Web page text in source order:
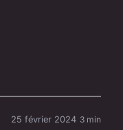
25 février 2024 3 min